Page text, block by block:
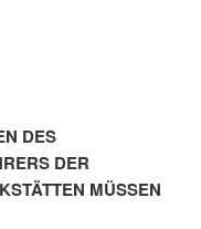
DES
DER
MÜSSEN